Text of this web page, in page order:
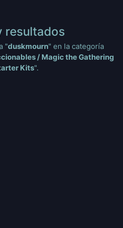
resultados
"duskmourn" en la categoría
/ Magic the Gathering
Kits".